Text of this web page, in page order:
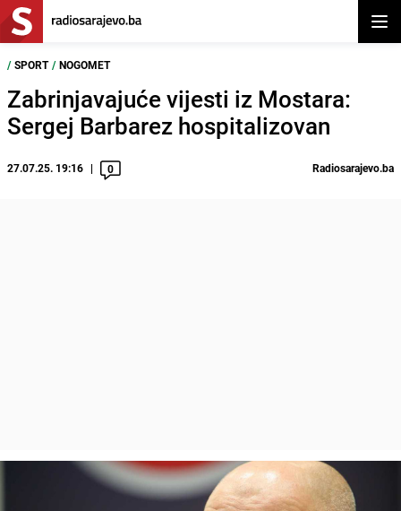
/ SPORT / NOGOMET
Zabrinjavajuće vijesti iz Mostara:
Sergej Barbarez hospitalizovan
27.07.25. 19:16 0 Radiosarajevo.ba